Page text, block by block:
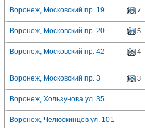
Воронеж, Московский пр. 19 7
Воронеж, Московский пр. 20 5
Воронеж, Московский пр. 42 4
Воронеж, Московский пр. 3 3
Воронеж, Хользунова ул. 35
Воронеж, Челюскинцев ул. 101